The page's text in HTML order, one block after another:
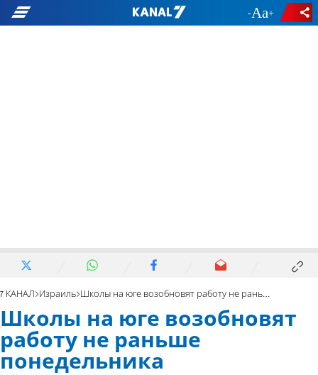
- +
7 КАНАЛ Израиль Школы на юге возобновят работу не раньше понедельника
Школы на юге возобновят
работу не раньше
понедельника